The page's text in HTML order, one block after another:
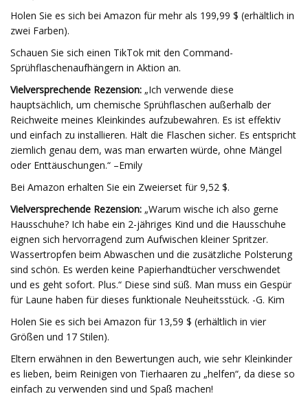
Holen Sie es sich bei Amazon für mehr als 199,99 $ (erhältlich in
zwei Farben).
Schauen Sie sich einen TikTok mit den Command-
Sprühflaschenaufhängern in Aktion an.
Vielversprechende Rezension: „Ich verwende diese
hauptsächlich, um chemische Sprühflaschen außerhalb der
Reichweite meines Kleinkindes aufzubewahren. Es ist effektiv
und einfach zu installieren. Hält die Flaschen sicher. Es entspricht
ziemlich genau dem, was man erwarten würde, ohne Mängel
oder Enttäuschungen.“ –Emily
Bei Amazon erhalten Sie ein Zweierset für 9,52 $.
Vielversprechende Rezension: „Warum wische ich also gerne
Hausschuhe? Ich habe ein 2-jähriges Kind und die Hausschuhe
eignen sich hervorragend zum Aufwischen kleiner Spritzer.
Wassertropfen beim Abwaschen und die zusätzliche Polsterung
sind schön. Es werden keine Papierhandtücher verschwendet
und es geht sofort. Plus.“ Diese sind süß. Man muss ein Gespür
für Laune haben für dieses funktionale Neuheitsstück. -G. Kim
Holen Sie es sich bei Amazon für 13,59 $ (erhältlich in vier
Größen und 17 Stilen).
Eltern erwähnen in den Bewertungen auch, wie sehr Kleinkinder
es lieben, beim Reinigen von Tierhaaren zu „helfen“, da diese so
einfach zu verwenden sind und Spaß machen!